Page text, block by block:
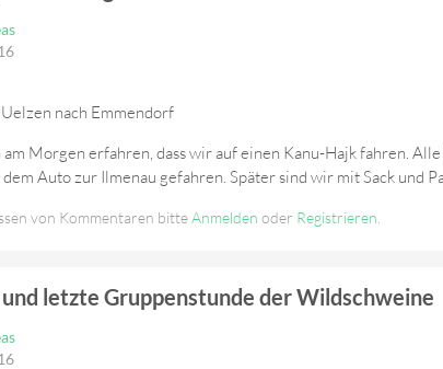
nach Emmendorf
Morgen erfahren, dass wir auf einen Kanu-Hajk fahren.
Auto zur Ilmenau gefahren. Später sind wir mit Sack und
von Kommentaren bitteAnmelden oder Registrieren
letzte Gruppenstunde der Wildschweine